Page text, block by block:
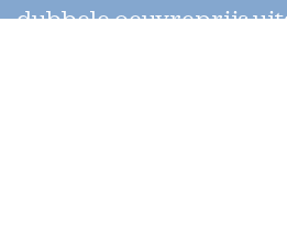
dubbele oeuvreprijs